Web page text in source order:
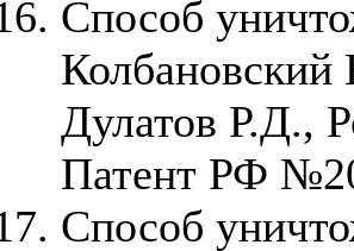
Способ
Дулатов Р.Д.,
Патент РФ
Способ